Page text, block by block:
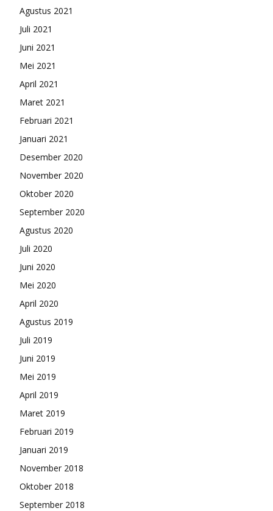
Agustus 2021
Juli 2021
Juni 2021
Mei 2021
April 2021
Maret 2021
Februari 2021
Januari 2021
Desember 2020
November 2020
Oktober 2020
September 2020
Agustus 2020
Juli 2020
Juni 2020
Mei 2020
April 2020
Agustus 2019
Juli 2019
Juni 2019
Mei 2019
April 2019
Maret 2019
Februari 2019
Januari 2019
November 2018
Oktober 2018
September 2018